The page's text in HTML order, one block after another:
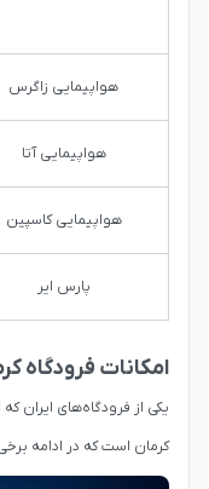
هواپیمایی زاگرس
هواپیمایی آتا
هواپیمایی کاسپین
پارس ایر
امکانات فرودگاه
یکی از فرودگاه‌های ایران
کرمان است که در ادامه